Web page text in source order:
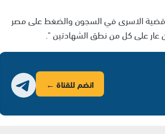
قضية الاسرى في السجون والضغط على مصر
عار على كل من نطق الشهادتين ".
انضم للقناة ←